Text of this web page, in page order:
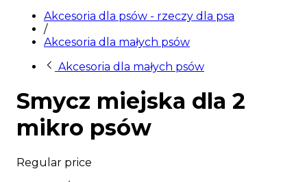
Akcesoria dla psów - rzeczy dla psa
/
Akcesoria dla małych psów
Akcesoria dla małych psów
Smycz miejska dla 2
mikro psów
Regular price